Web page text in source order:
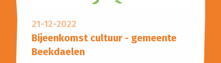
21-12-2022
Bijeenkomst cultuur - gemeente
Beekdaelen